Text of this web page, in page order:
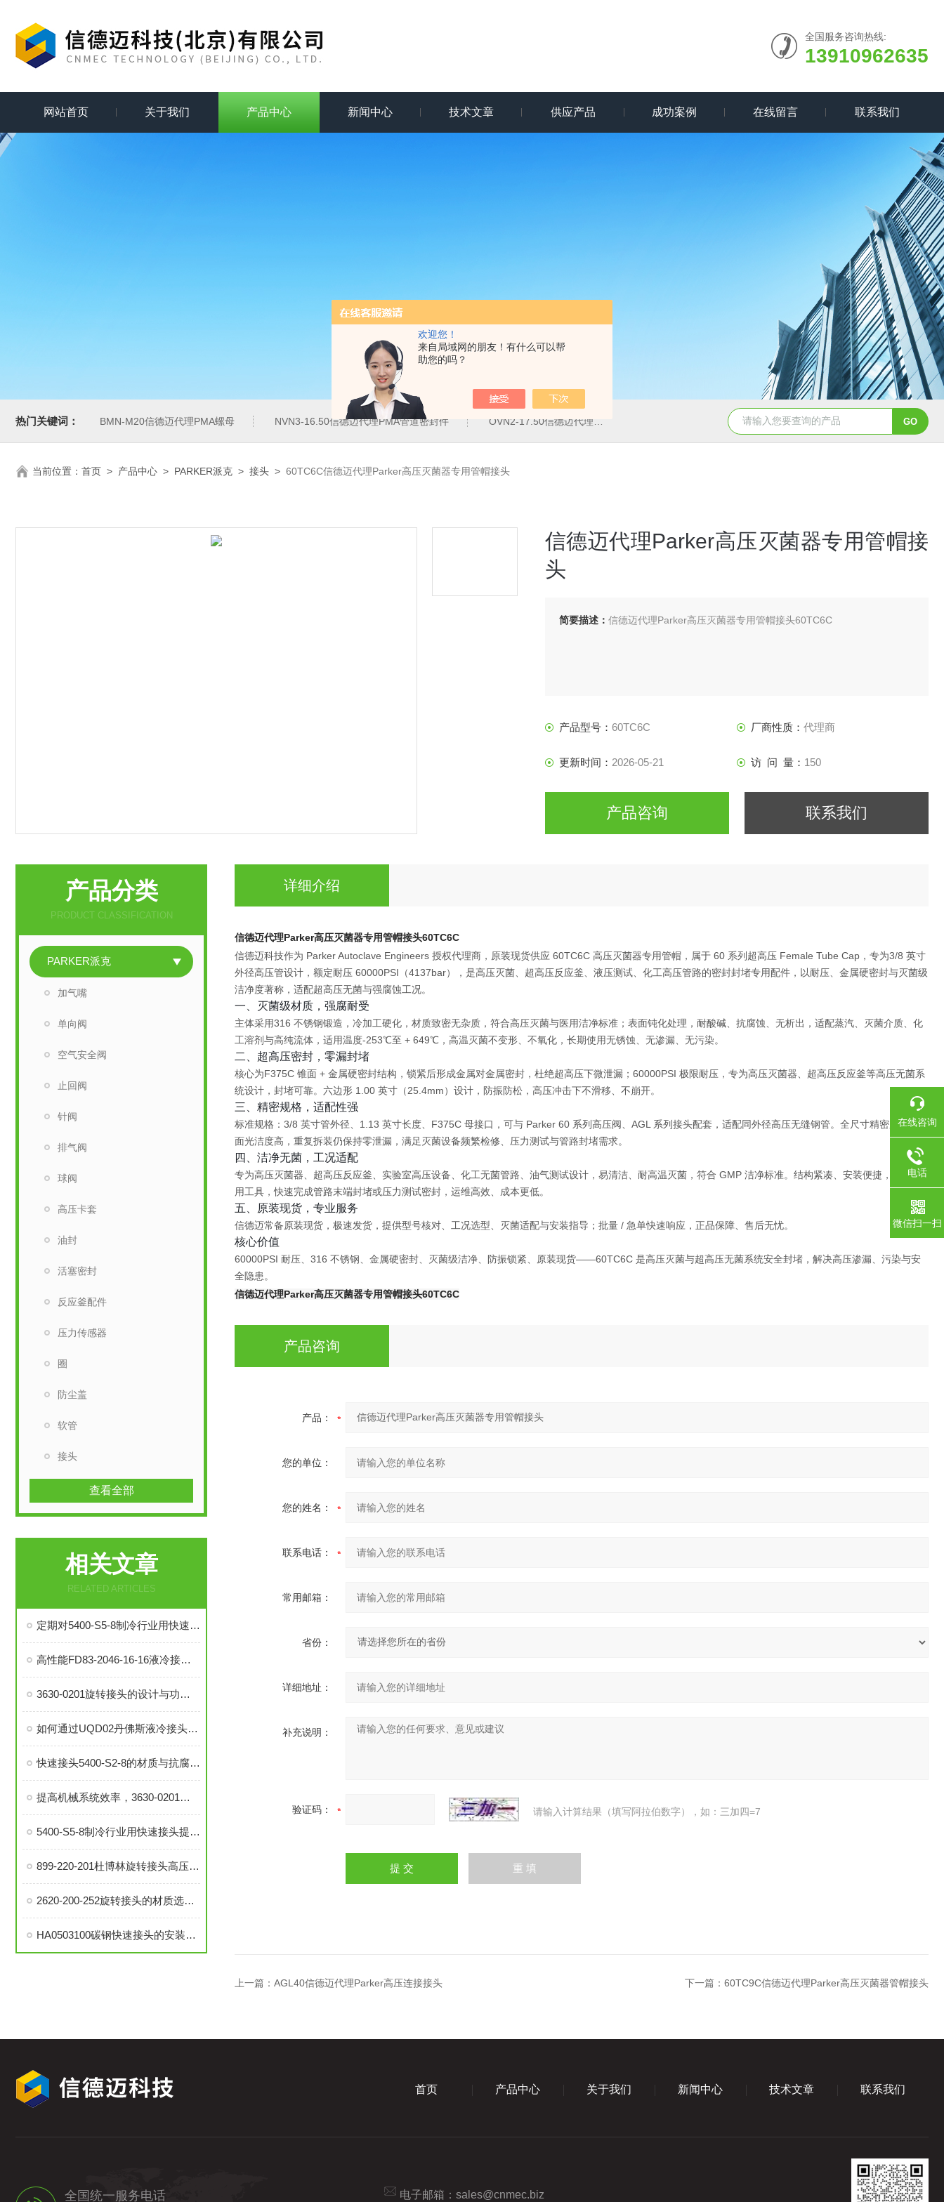
欢迎您！
来自局域网的朋友！有什么可以帮
助您的吗？
全国服务咨询热线:
13910962635
网站首页 关于我们 产品中心 新闻中心 技术文章 供应产品 成功案例 在线留言 联系我们
热门关键词： BMN-M20信德迈代理PMA螺母 NVN3-16.50信德迈代理PMA管道密封件 OVN2-17.50信德迈代理PMA导管夹 5347信德迈代理Parker 45度绝缘防水接头 5353信
当前位置： 首页 > 产品中心 > PARKER派克 > 接头 > 60TC6C信德迈代理Parker高压灭菌器专用管帽接头
信德迈代理Parker高压灭菌器专用管帽接
头
简要描述： 信德迈代理Parker高压灭菌器专用管帽接头60TC6C
产品型号： 60TC6C 厂商性质： 代理商
更新时间： 2026-05-21 访 问 量： 150
产品咨询 联系我们
产品分类
PRODUCT CLASSIFICATION
PARKER派克
加气嘴
单向阀
空气安全阀
止回阀
针阀
排气阀
球阀
高压卡套
油封
活塞密封
反应釜配件
压力传感器
圈
防尘盖
软管
接头
查看全部
相关文章
RELATED ARTICLES
定期对5400-S5-8制冷行业用快速接头进行泄漏检测的必要性与操作方法
高性能FD83-2046-16-16液冷接头：理想的热管理配件
3630-0201旋转接头的设计与功能解析
如何通过UQD02丹佛斯液冷接头提升冷却系统的耐用性？
快速接头5400-S2-8的材质与抗腐蚀性探讨
提高机械系统效率，3630-0201旋转接头的优势分析
5400-S5-8制冷行业用快速接头提升系统稳定性与操作便捷性
899-220-201杜博林旋转接头高压液压接头的安装、调试与维护技巧
2620-200-252旋转接头的材质选择与耐用性分析
HA0503100碳钢快速接头的安装与维护指南
详细介绍
信德迈代理Parker高压灭菌器专用管帽接头60TC6C
信德迈科技作为 Parker Autoclave Engineers 授权代理商， 原装现货供应 60TC6C 高压灭菌器专用管帽 ，属于 60 系列超高压 Female Tube Cap，专为3/8 英寸
外径高压管设计， 额定耐压 60000PSI（4137bar） ，是高压灭菌、超高压反应釜、液压测试、化工高压管路的密封封堵专用配件 ，以耐压、金属硬密封与灭菌级
洁净度著称，适配超高压无菌与强腐蚀工况。
一、灭菌级材质，强腐耐受
主体采用316 不锈钢锻造，冷加工硬化，材质致密无杂质， 符合高压灭菌与医用洁净标准 ；表面钝化处理，耐酸碱、抗腐蚀、无析出，适配蒸汽、灭菌介质、化
工溶剂与高纯流体， 适用温度‑253℃至 + 649℃ ，高温灭菌不变形、不氧化，长期使用无锈蚀、无渗漏、无污染。
二、超高压密封，零漏封堵
核心为F375C 锥面 + 金属硬密封结构，锁紧后形成金属对金属密封 ，杜绝超高压下微泄漏； 60000PSI 极限耐压 ，专为高压灭菌器、超高压反应釜等高压无菌系
统设计，封堵可靠。六边形 1.00 英寸（25.4mm）设计，防振防松，高压冲击下不滑移、不崩开。
三、精密规格，适配性强
标准规格： 3/8 英寸管外径、1.13 英寸长度、F375C 母接口 ，可与 Parker 60 系列高压阀、AGL 系列接头配套 ，适配同外径高压无缝钢管。全尺寸精密加工，锥
面光洁度高， 重复拆装仍保持零泄漏 ，满足灭菌设备频繁检修、压力测试与管路封堵需求。
四、洁净无菌，工况适配
专为高压灭菌器、超高压反应釜、实验室高压设备、化工无菌管路、油气测试设计， 易清洁、耐高温灭菌 ，符合 GMP 洁净标准。结构紧凑、安装便捷，无需专
用工具，快速完成管路末端封堵或压力测试密封， 运维高效、成本更低。
五、原装现货，专业服务
信德迈常备原装现货 ，极速发货，提供型号核对、工况选型、灭菌适配与安装指导；批量 / 急单快速响应， 正品保障、售后无忧。
核心价值
60000PSI 耐压、316 不锈钢、金属硬密封、灭菌级洁净、防振锁紧、原装现货——60TC6C 是高压灭菌与超高压无菌系统安全封堵 ，解决高压渗漏、污染与安
全隐患。
信德迈代理Parker高压灭菌器专用管帽接头60TC6C
产品咨询
产品：
您的单位：
您的姓名：
联系电话：
常用邮箱：
省份：
详细地址：
补充说明：
验证码： 请输入计算结果（填写阿拉伯数字），如：三加四=7
上一篇： AGL40信德迈代理Parker高压连接接头 下一篇： 60TC9C信德迈代理Parker高压灭菌器管帽接头
首页 产品中心 关于我们 新闻中心 技术文章 联系我们
全国统一服务电话 电子邮箱： sales@cnmec.biz
在线咨询
电话
微信扫一扫